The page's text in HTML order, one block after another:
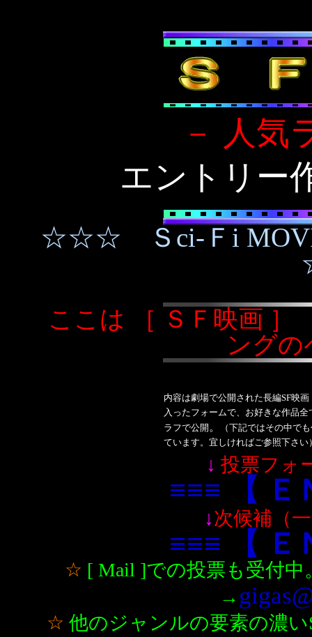
－ 人気
エントリー
☆☆☆ Ｓci-Ｆi
ここは ［ ＳＦ映画 ］
ングの
内容は劇場で公開された長編SF映
入ったフォームで、お好きな作品
ラフで公開 。
（下記ではその中で
ています。宜しければご参照下さい
↓ 投票フォ
≡≡≡ 【 Ｅ
↓次候補 （
≡≡≡ 【 Ｅ
☆ [ Mail ]での投票も受付
→
☆ 他のジャンルの要素の濃